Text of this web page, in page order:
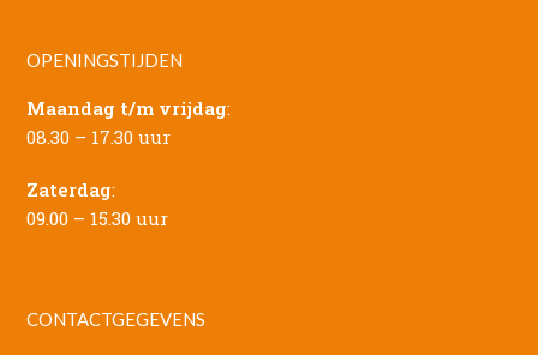
OPENINGSTIJDEN
Maandag t/m vrijdag:
08.30 – 17.30 uur
Zaterdag:
09.00 – 15.30 uur
CONTACTGEGEVENS